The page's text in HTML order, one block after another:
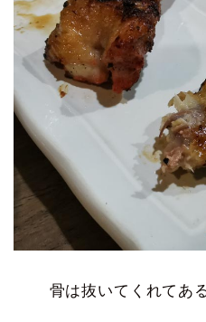
骨は抜いてくれてあ